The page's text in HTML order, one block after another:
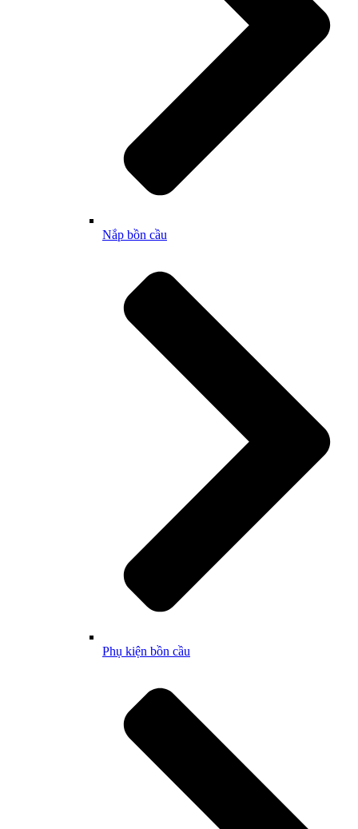
Nắp bồn cầu
Phụ kiện bồn cầu